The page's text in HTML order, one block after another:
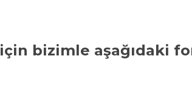
için bizimle aşağıdaki